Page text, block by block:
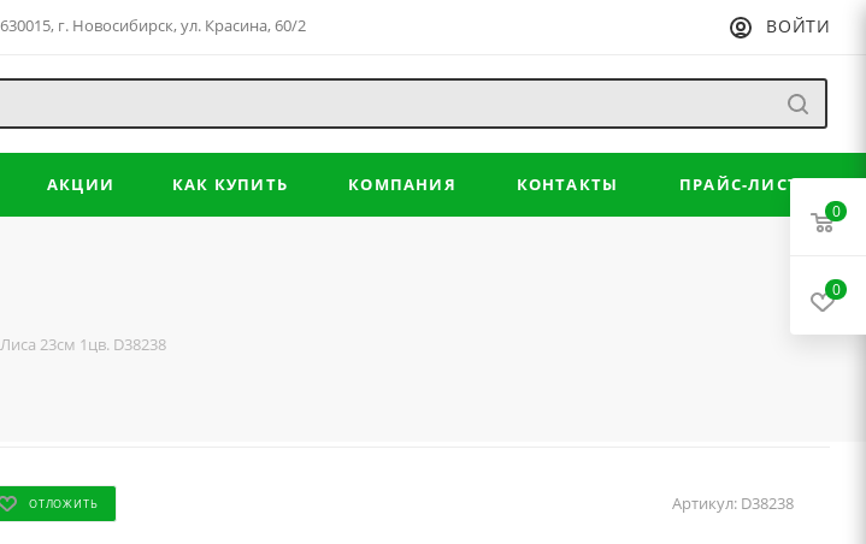
630015, г. Новосибирск, ул. Красина, 60/2 ВОЙТИ
АКЦИИ КАК КУПИТЬ КОМПАНИЯ КОНТАКТЫ ПРАЙС-ЛИСТ
23см 1цв. D38238
ОТЛОЖИТЬ Артикул: D38238
0
0